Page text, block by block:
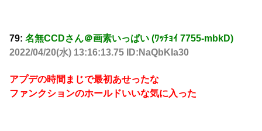
79: 名無CCDさん＠画素いっぱい (ﾜｯﾁｮｲ 7755-mbkD)
2022/04/20(水) 13:16:13.75 ID:NaQbKIa30
アプデの時間まじで最初あせったな
ファンクションのホールドいいな気に入った